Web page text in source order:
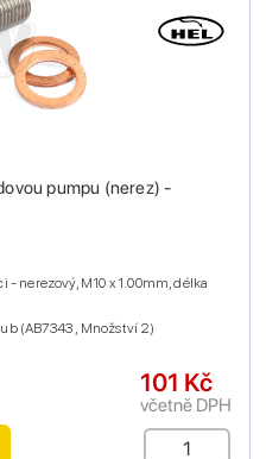
pumpu (nerez) -
nerezový, M10 x 1.00mm, délka
(AB7343 , Množství 2)
101 Kč
včetně DPH